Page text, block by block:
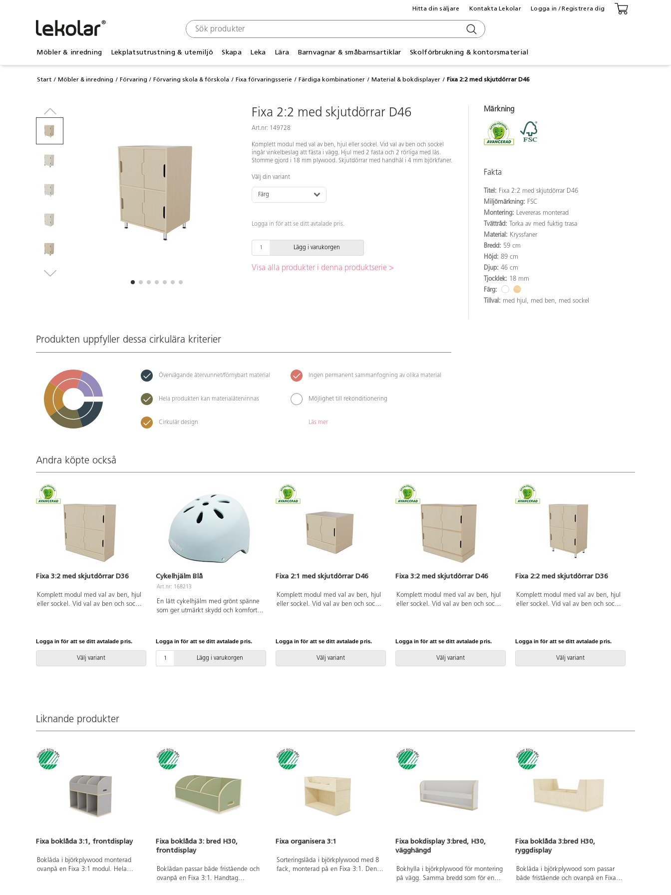
Möbler & inredning Lekplatsutrustning & utemiljö Skapa Leka Lära Barnvagnar & småbarnsartiklar Skolförbrukning & kontorsmaterial
Hitta din säljare Kontakta Lekolar Logga in / Registrera dig
Start Möbler & inredning Förvaring Förvaring skola & förskola Fixa förvaringsserie Färdiga kombinationer Material & bokdisplayer Fixa 2:2 med skjutdörrar D46
Fixa 2:2 med skjutdörrar D46
Art.nr: 149728
Komplett modul med val av ben, hjul eller sockel. Vid val av ben och sockel
ingår vinkelbeslag att fästa i vägg. Hjul med 2 fasta och 2 rörliga med lås.
Stomme gjord i 18 mm plywood. Skjutdörrar med handhål i 4 mm björkfaner.
Välj din variant
Färg
Logga in för att se ditt avtalade pris.
Lägg i varukorgen
Visa alla produkter i denna produktserie >
Märkning
Fakta
Titel: Fixa 2:2 med skjutdörrar D46
Miljömärkning: FSC
Montering: Levereras monterad
Tvättråd:
Torka av med fuktig trasa
Material: Kryssfaner
Bredd: 59 cm
Höjd: 89 cm
Djup: 46 cm
Tjocklek: 18 mm
Färg:
Tillval: med hjul, med ben, med sockel
Produkten uppfyller dessa cirkulära kriterier
Övervägande återvunnet/förnybart material
Hela produkten kan materialåtervinnas
Cirkulär design
Ingen permanent sammanfogning av olika material
Möjlighet till rekonditionering
Läs mer
Andra köpte också
Fixa 3:2 med skjutdörrar D36
Komplett modul med val av ben, hjul
eller sockel. Vid val av ben och sockel
Skjutdörrar med handhål i 4 mm
björkfaner.
Logga in för att se ditt avtalade pris.
Välj variant
Cykelhjälm Blå
Art.nr: 168213
En lätt cykelhjälm med grönt spänne
som ger utmärkt skydd och komfort
Godkänd enligt EN 1080:2013 och
(EU) 2016/425. Av PVC utan
Logga in för att se ditt avtalade pris.
Lägg i varukorgen
Fixa 2:1 med skjutdörrar D46
Komplett modul med val av ben, hjul
eller sockel. Vid val av ben och sockel
Skjutdörrar med handhål i 4 mm
björkfaner.
Logga in för att se ditt avtalade pris.
Välj variant
Fixa 3:2 med skjutdörrar D46
Komplett modul med val av ben, hjul
eller sockel. Vid val av ben och sockel
Skjutdörrar med handhål i 4 mm
björkfaner.
Logga in för att se ditt avtalade pris.
Välj variant
Fixa 2:2 med skjutdörrar D36
Komplett modul med val av ben, hjul
eller sockel. Vid val av ben och sockel
Skjutdörrar med handhål i 4 mm
björkfaner.
Logga in för att se ditt avtalade pris.
Välj variant
Liknande produkter
Fixa boklåda 3:1, frontdisplay
Boklåda i björkplywood monterad
ovanpå en Fixa 3:1 modul. Hela
Fixa boklåda 3: bred H30,
frontdisplay
Boklådan passar både fristående och
ovanpå en Fixa 3:1. Handtag
Fixa organisera 3:1
Sorteringslåda i björkplywood med 8
fack, monterad på en Fixa 3:1. Den
Fixa bokdisplay 3:bred, H30,
vägghängd
Bokhylla i björkplywood för montering
på vägg. Samma bredd som för en
Fixa boklåda 3:bred H30,
ryggdisplay
Boklåda i björkplywood som passar
både fristående och ovanpå en Fixa